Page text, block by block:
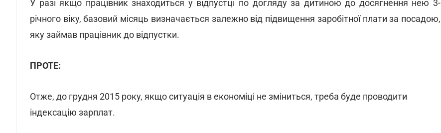
У разі якщо працівник знаходиться у відпустці по догляду за дитиною до досягнення нею 3-
річного віку, базовий місяць визначається залежно від підвищення заробітної плати за посадою,
яку займав працівник до відпустки.
ПРОТЕ:
Отже, до грудня 2015 року, якщо ситуація в економіці не зміниться, треба буде проводити
індексацію зарплат.